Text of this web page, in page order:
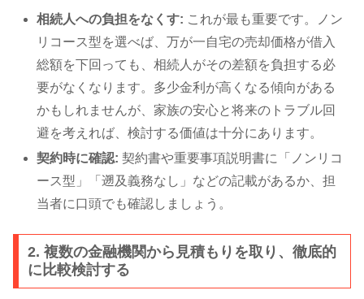
相続人への負担をなくす: これが最も重要です。ノン
リコース型を選べば、万が一自宅の売却価格が借入
総額を下回っても、相続人がその差額を負担する必
要がなくなります。多少金利が高くなる傾向がある
かもしれませんが、家族の安心と将来のトラブル回
避を考えれば、検討する価値は十分にあります。
契約時に確認: 契約書や重要事項説明書に「ノンリコ
ース型」「遡及義務なし」などの記載があるか、担
当者に口頭でも確認しましょう。
2. 複数の金融機関から見積もりを取り、徹底的
に比較検討する